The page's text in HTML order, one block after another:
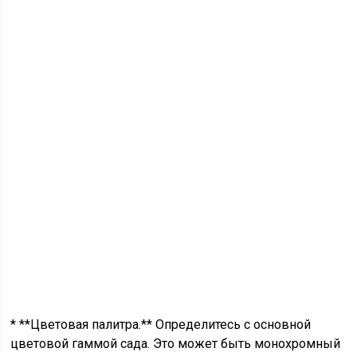
* **Цветовая палитра.** Определитесь с основной
цветовой гаммой сада. Это может быть монохромный